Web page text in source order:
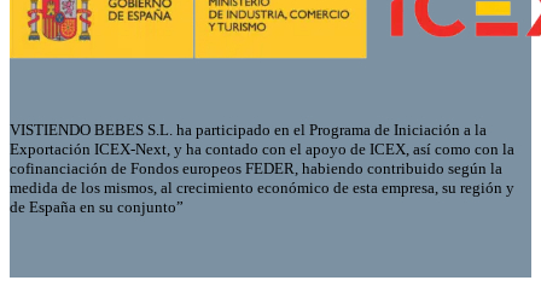
VISTIENDO BEBES S.L. ha participado en el Programa de Iniciación a la
Exportación ICEX-Next, y ha contado con el apoyo de ICEX, así como con la
cofinanciación de Fondos europeos FEDER, habiendo contribuido según la
medida de los mismos, al crecimiento económico de esta empresa, su región y
de España en su conjunto”